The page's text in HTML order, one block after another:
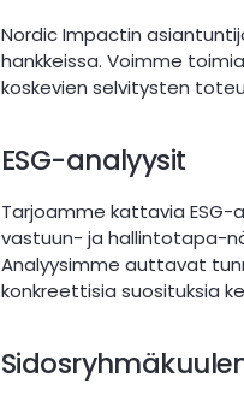
Nordic Impactin
hankkeissa. Voimme
koskevien selvitysten
ESG-analyysit
Tarjoamme kattavia
vastuun- ja hallintotapa-
Analyysimme auttavat
konkreettisia suosituksia